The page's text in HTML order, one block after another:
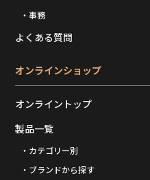
・事務
よくある質問
オンラインショップ
オンライントップ
製品一覧
・カテゴリー別
・ブランドから探す